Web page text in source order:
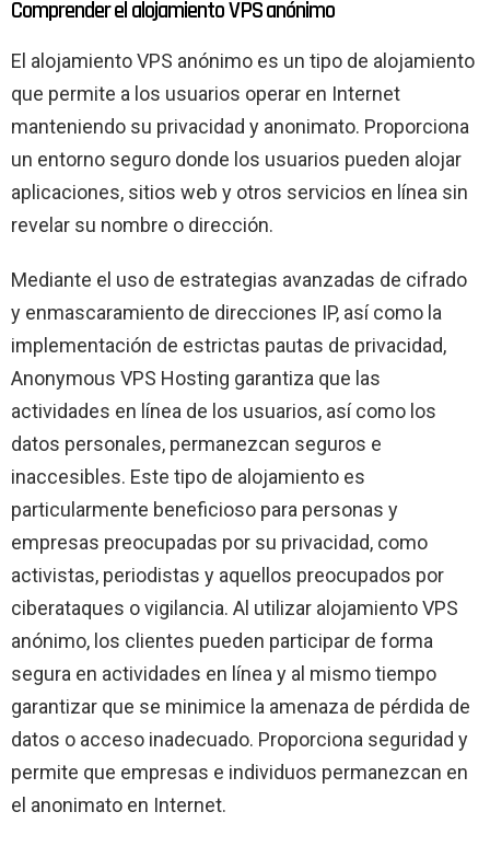
Comprender el alojamiento VPS anónimo
El alojamiento VPS anónimo es un tipo de alojamiento
que permite a los usuarios operar en Internet
manteniendo su privacidad y anonimato. Proporciona
un entorno seguro donde los usuarios pueden alojar
aplicaciones, sitios web y otros servicios en línea sin
revelar su nombre o dirección.
Mediante el uso de estrategias avanzadas de cifrado
y enmascaramiento de direcciones IP, así como la
implementación de estrictas pautas de privacidad,
Anonymous VPS Hosting garantiza que las
actividades en línea de los usuarios, así como los
datos personales, permanezcan seguros e
inaccesibles. Este tipo de alojamiento es
particularmente beneficioso para personas y
empresas preocupadas por su privacidad, como
activistas, periodistas y aquellos preocupados por
ciberataques o vigilancia. Al utilizar alojamiento VPS
anónimo, los clientes pueden participar de forma
segura en actividades en línea y al mismo tiempo
garantizar que se minimice la amenaza de pérdida de
datos o acceso inadecuado. Proporciona seguridad y
permite que empresas e individuos permanezcan en
el anonimato en Internet.